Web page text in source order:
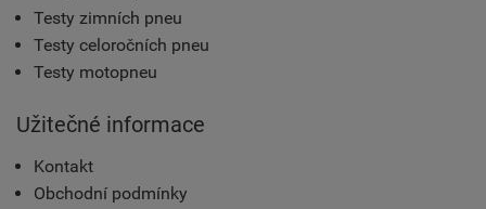
Testy zimních pneu
Testy celoročních pneu
Testy motopneu
Užitečné informace
Kontakt
Obchodní podmínky